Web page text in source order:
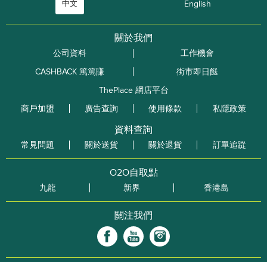
中文 English
關於我們
公司資料
工作機會
CASHBACK 篤篤賺
街市即日餸
ThePlace 網店平台
商戶加盟
廣告查詢 使用條款 私隱政策
資料查詢
常見問題 關於送貨 關於退貨 訂單追踨
O2O自取點
九龍 新界 香港島
關注我們